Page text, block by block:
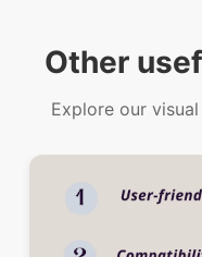
Other
Explore our